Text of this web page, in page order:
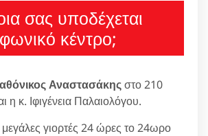
σας υποδέχεται
κέντρο;
Αναστασάκηςστο 210
η κ. Ιφιγένεια Παλαιολόγου.
μεγάλες γιορτές 24 ώρες το 24ωρο